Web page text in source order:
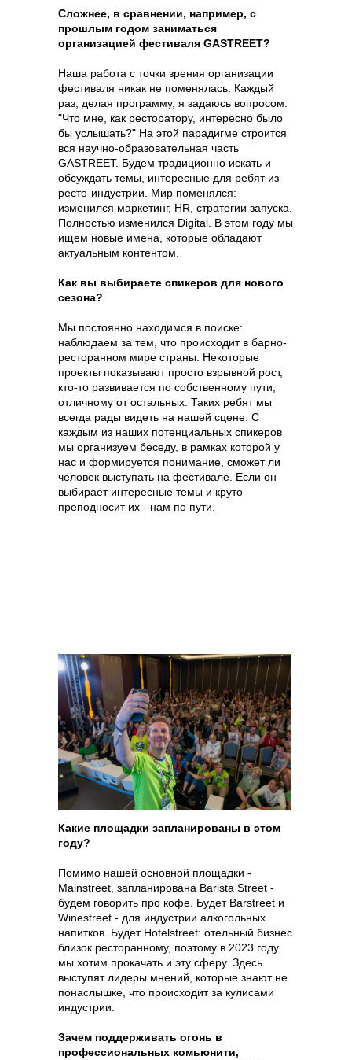
Сложнее, в сравнении, например, с
прошлым годом заниматься
организацией фестиваля GASTREET?
Наша работа с точки зрения организации
фестиваля никак не поменялась. Каждый
раз, делая программу, я задаюсь вопросом:
"Что мне, как ресторатору, интересно было
бы услышать?" На этой парадигме строится
вся научно-образовательная часть
GASTREET. Будем традиционно искать и
обсуждать темы, интересные для ребят из
ресто-индустрии. Мир поменялся:
изменился маркетинг, HR, стратегии запуска.
Полностью изменился Digital. В этом году мы
ищем новые имена, которые обладают
актуальным контентом.
Как вы выбираете спикеров для нового
сезона?
Мы постоянно находимся в поиске:
наблюдаем за тем, что происходит в барно-
ресторанном мире страны. Некоторые
проекты показывают просто взрывной рост,
кто-то развивается по собственному пути,
отличному от остальных. Таких ребят мы
всегда рады видеть на нашей сцене. С
каждым из наших потенциальных спикеров
мы организуем беседу, в рамках которой у
нас и формируется понимание, сможет ли
человек выступать на фестивале. Если он
выбирает интересные темы и круто
преподносит их - нам по пути.
Какие площадки запланированы в этом
году?
Помимо нашей основной площадки -
Mainstreet, запланирована Barista Street -
будем говорить про кофе. Будет Barstreet и
Winestreet - для индустрии алкогольных
напитков. Будет Hotelstreet: отельный бизнес
близок ресторанному, поэтому в 2023 году
мы хотим прокачать и эту сферу. Здесь
выступят лидеры мнений, которые знают не
понаслышке, что происходит за кулисами
индустрии.
Зачем поддерживать огонь в
профессиональных комьюнити,
Content Oriented Web
Make great presentations, longreads, and landing pages, as well as photo
354053, россия, краснодарский край, г. сочи,
ул. фадеева, д. 5, кв. 22
инн 2320238493, огрн 1162366052705
8 800 700 93 20 (горячая линия) gastreet — international
restaurant show
услуги оказывает общество с ограниченной
ответственностью «сирокко»
договор оферта
оферта детского
кемпа «гастритик»
политика обработки
персональных
способы оплаты